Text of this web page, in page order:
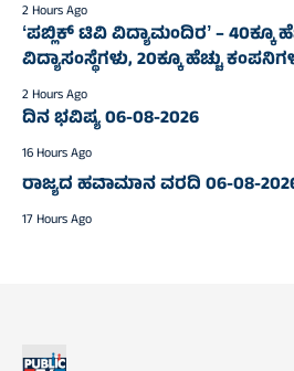
2 Hours Ago
ʻಪಬ್ಲಿಕ್‌ ಟಿವಿ ವಿದ್ಯಾಮಂದಿರʼ – 40ಕ್ಕೂ
ವಿದ್ಯಾಸಂಸ್ಥೆಗಳು, 20ಕ್ಕೂ ಹೆಚ್ಚು
2 Hours Ago
ದಿನ ಭವಿಷ್ಯ 06-08-2026
16 Hours Ago
ರಾಜ್ಯದ ಹವಾಮಾನ ವರದಿ 06-08-
17 Hours Ago